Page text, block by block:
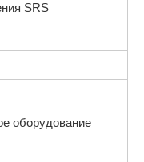
SRS
оборудование